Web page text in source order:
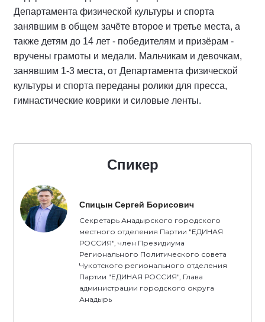
Департамента физической культуры и спорта
занявшим в общем зачёте второе и третье места, а
также детям до 14 лет - победителям и призёрам -
вручены грамоты и медали. Мальчикам и девочкам,
занявшим 1-3 места, от Департамента физической
культуры и спорта переданы ролики для пресса,
гимнастические коврики и силовые ленты.
Спикер
Спицын Сергей Борисович
Секретарь Анадырского городского
местного отделения Партии "ЕДИНАЯ
РОССИЯ", член Президиума
Регионального Политического совета
Чукотского регионального отделения
Партии "ЕДИНАЯ РОССИЯ", Глава
администрации городского округа
Анадырь